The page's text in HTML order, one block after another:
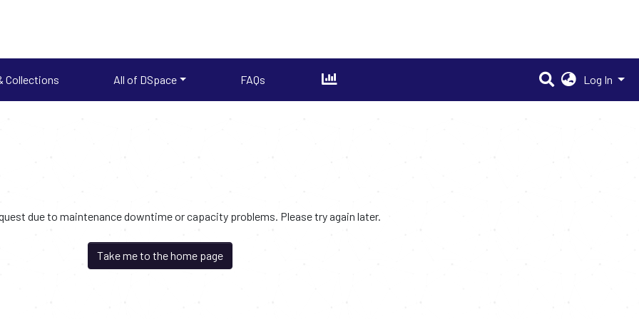
Collections All of DSpace FAQs Log In
due to maintenance downtime or capacity problems. Please try again later.
Take me to the home page